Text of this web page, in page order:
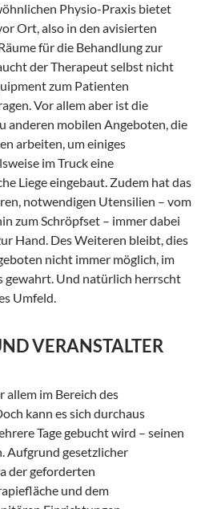
Physio-Praxis bietet
Ort, also in den avisierten
für die Behandlung zur
der Therapeut selbst nicht
zum Patienten
Vor allem aber ist die
anderen mobilen Angeboten, die
arbeiten, um einiges
im Truck eine
Liege eingebaut. Zudem hat das
notwendigen Utensilien – vom
zum Schröpfset – immer dabei
Hand. Des Weiteren bleibt, dies
nicht immer möglich, im
gewahrt. Und natürlich herrscht
Umfeld.
VERANSTALTER
allem im Bereich des
kann es sich durchaus
Tage gebucht wird – seinen
Aufgrund gesetzlicher
der geforderten
und dem